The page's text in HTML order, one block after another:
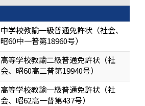
中学校教諭一級普通免許状（社会、
昭60中一普第18960号）
高等学校教諭二級普通免許状（社
会、昭60高二普第19940号）
高等学校教諭一級普通免許状（社
会、昭62高一普第437号）